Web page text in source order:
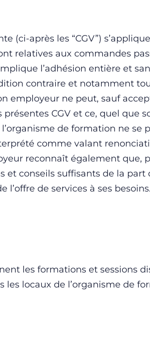
(ci-après les “CGV”)
relatives aux commandes
l’adhésion entière et
contraire et notamment
employeur ne peut, sauf
CGV et ce, quel que
de formation ne se
comme valant
reconnaît également que,
conseils suffisants de la part
l’offre de services à ses besoins.
les formations et sessions
les locaux de l’organisme de